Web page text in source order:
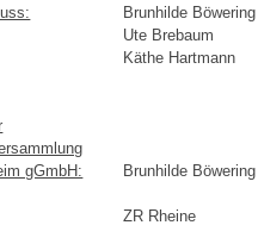
Brunhilde Böwering
Ute Brebaum
Käthe Hartmann
gGmbH:
Brunhilde Böwering
ZR Rheine